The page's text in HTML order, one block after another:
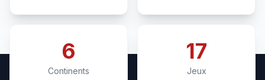
6
Continents
17
Jeux